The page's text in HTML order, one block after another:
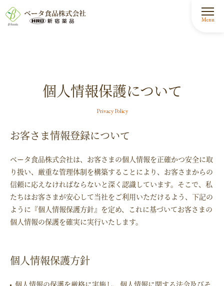
個人情報保護について
Privacy Policy
お客さま情報登録について
ベータ食品株式会社は、お客さまの個人情報を正確かつ安全に取
り扱い、厳重な管理体制を構築することにより、お客さまからの
信頼に応えなければならないと深く認識しています。そこで、私
たちはお客さまが安心して当社をご利用いただけるよう、下記の
ように『個人情報保護方針』を定め、これに基づいてお客さまの
個人情報の保護を確実に実行いたします。
個人情報保護方針